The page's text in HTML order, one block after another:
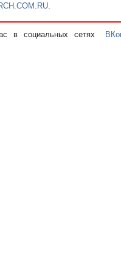
.
в социальных сетях